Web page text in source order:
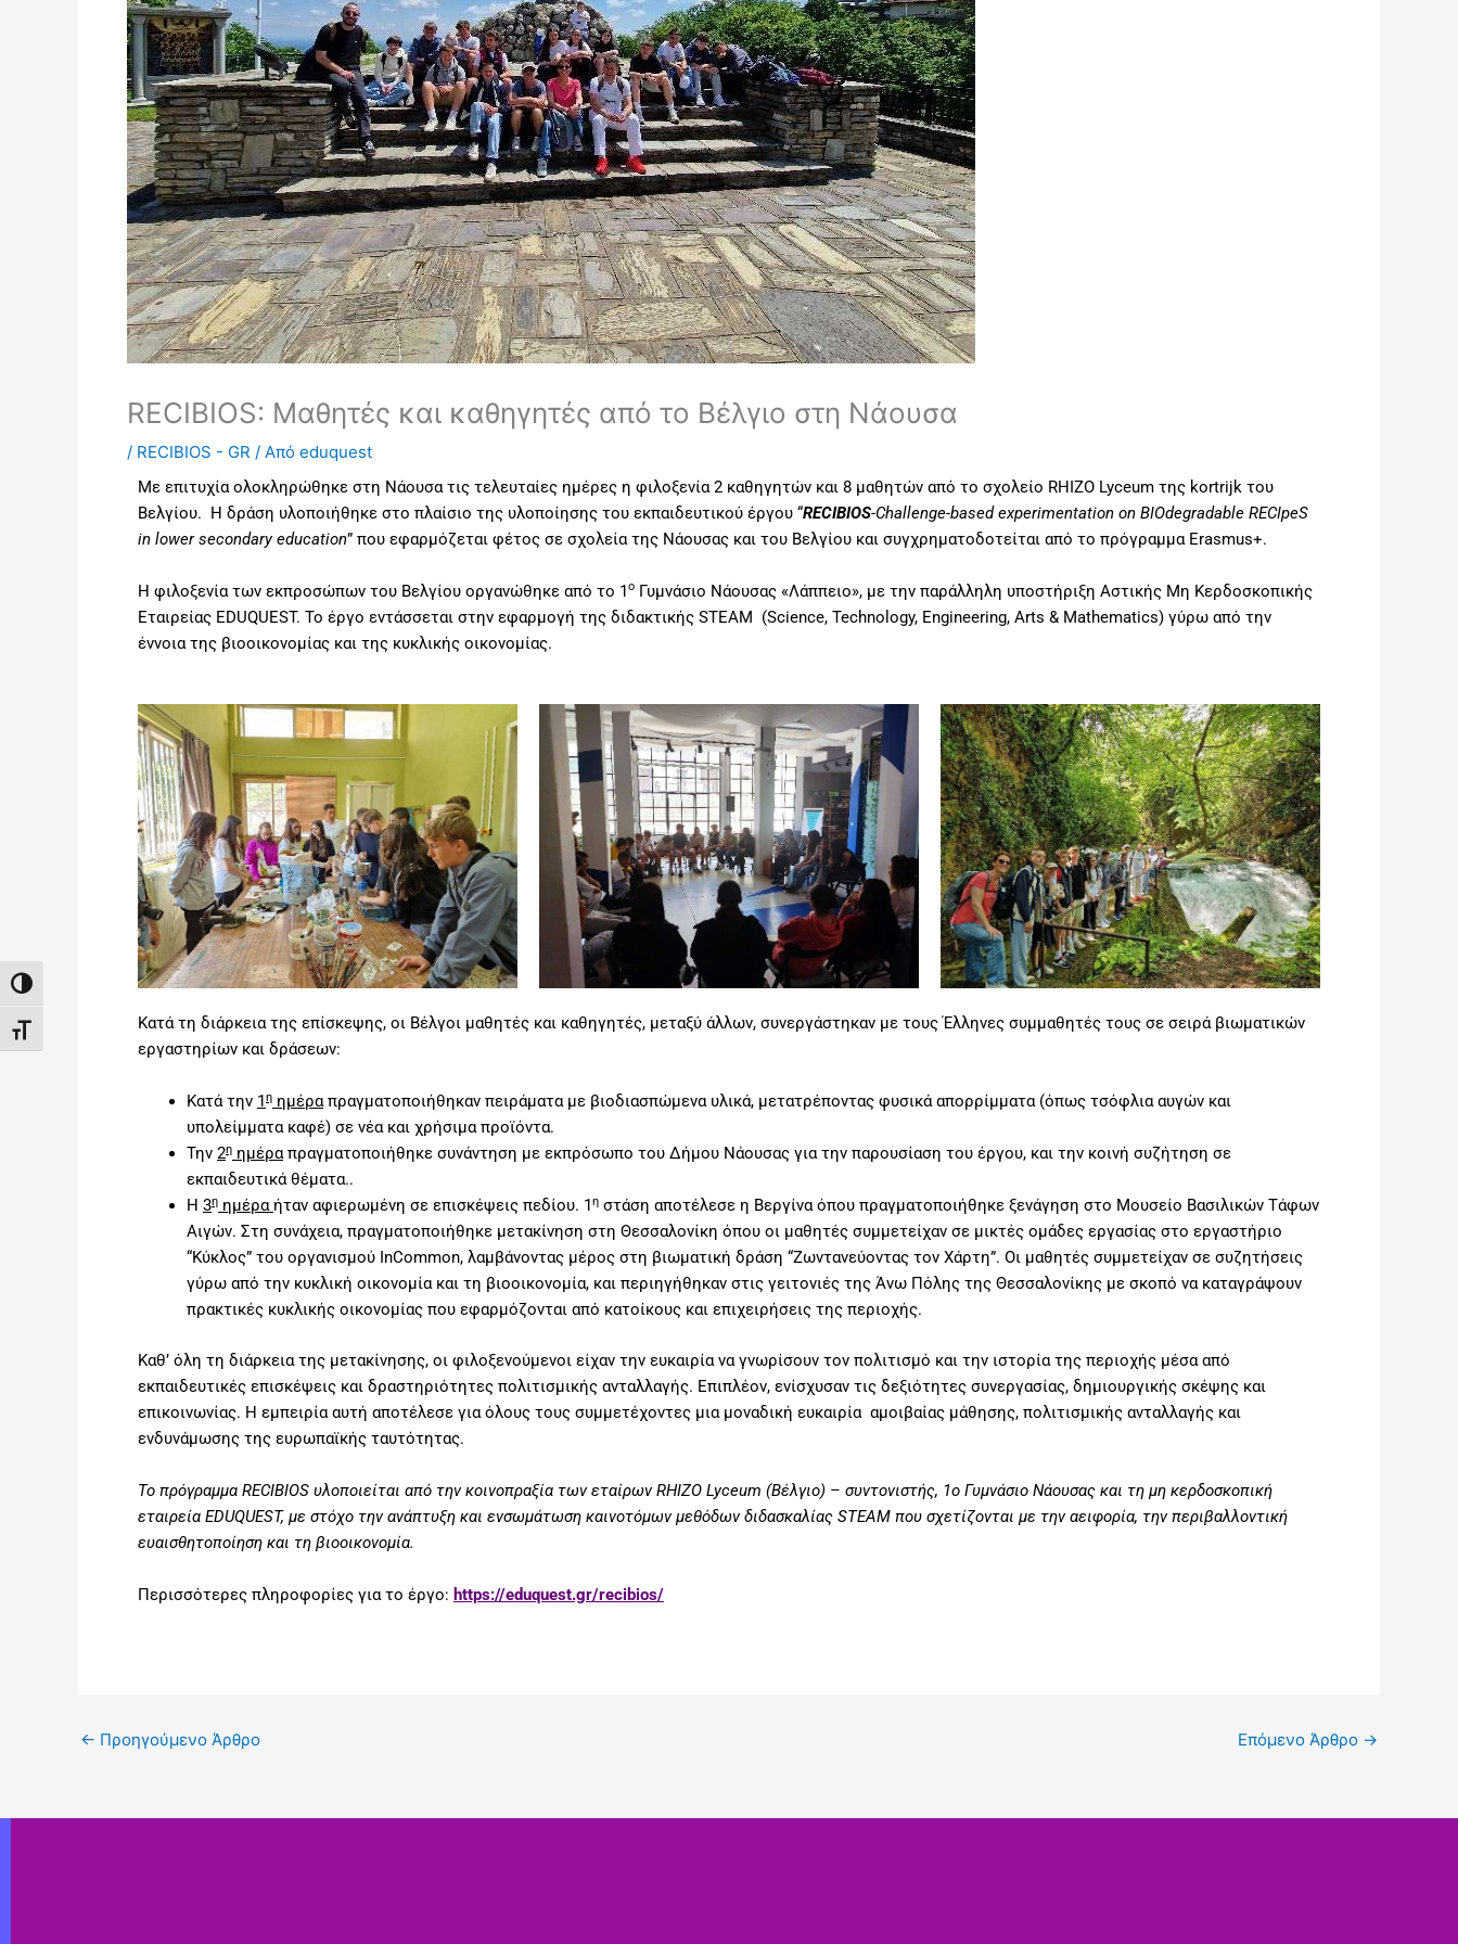
Εναλλαγή Υψηλής Αντίθεσης
Εναλλαγή Μεγέθους Γραμμάτων
RECIBIOS: Μαθητές και καθηγητές από το Βέλγιο στη Νάουσα
/ RECIBIOS - GR / Από eduquest
Με επιτυχία ολοκληρώθηκε στη Νάουσα τις τελευταίες ημέρες η φιλοξενία 2 καθηγητών και 8 μαθητών από το σχολείο RHIZO Lyceum της kortrijk του
Βελγίου. Η δράση υλοποιήθηκε στο πλαίσιο της υλοποίησης του εκπαιδευτικού έργου “RECIBIOS-Challenge-based experimentation on BIOdegradable RECIpeS
in lower secondary education” που εφαρμόζεται φέτος σε σχολεία της Νάουσας και του Βελγίου και συγχρηματοδοτείται από το πρόγραμμα Erasmus+.
Η φιλοξενία των εκπροσώπων του Βελγίου οργανώθηκε από το 1ο Γυμνάσιο Νάουσας «Λάππειο», με την παράλληλη υποστήριξη Αστικής Μη Κερδοσκοπικής
Εταιρείας EDUQUEST. Το έργο εντάσσεται στην εφαρμογή της διδακτικής STEAM (Science, Technology, Engineering, Arts & Mathematics) γύρω από την
έννοια της βιοοικονομίας και της κυκλικής οικονομίας.
Κατά τη διάρκεια της επίσκεψης, οι Βέλγοι μαθητές και καθηγητές, μεταξύ άλλων, συνεργάστηκαν με τους Έλληνες συμμαθητές τους σε σειρά βιωματικών
εργαστηρίων και δράσεων:
Κατά την 1 η ημέραπραγματοποιήθηκαν πειράματα με βιοδιασπώμενα υλικά, μετατρέποντας φυσικά απορρίμματα (όπως τσόφλια αυγών και
υπολείμματα καφέ) σε νέα και χρήσιμα προϊόντα.
Την 2η ημέραπραγματοποιήθηκε συνάντηση με εκπρόσωπο του Δήμου Νάουσας για την παρουσίαση του έργου, και την κοινή συζήτηση σε
εκπαιδευτικά θέματα..
Η 3η ημέρα ήταν αφιερωμένη σε επισκέψεις πεδίου. 1 η στάση αποτέλεσε η Βεργίνα όπου πραγματοποιήθηκε ξενάγηση στο Μουσείο Βασιλικών Τάφων
Αιγών. Στη συνάχεια, πραγματοποιήθηκε μετακίνηση στη Θεσσαλονίκη όπου οι μαθητές συμμετείχαν σε μικτές ομάδες εργασίας στο εργαστήριο
“Κύκλος” του οργανισμού InCommon, λαμβάνοντας μέρος στη βιωματική δράση “Ζωντανεύοντας τον Χάρτη”. Οι μαθητές συμμετείχαν σε συζητήσεις
γύρω από την κυκλική οικονομία και τη βιοοικονομία, και περιηγήθηκαν στις γειτονιές της Άνω Πόλης της Θεσσαλονίκης με σκοπό να καταγράψουν
πρακτικές κυκλικής οικονομίας που εφαρμόζονται από κατοίκους και επιχειρήσεις της περιοχής.
Καθ’ όλη τη διάρκεια της μετακίνησης, οι φιλοξενούμενοι είχαν την ευκαιρία να γνωρίσουν τον πολιτισμό και την ιστορία της περιοχής μέσα από
εκπαιδευτικές επισκέψεις και δραστηριότητες πολιτισμικής ανταλλαγής. Επιπλέον, ενίσχυσαν τις δεξιότητες συνεργασίας, δημιουργικής σκέψης και
επικοινωνίας. Η εμπειρία αυτή αποτέλεσε για όλους τους συμμετέχοντες μια μοναδική ευκαιρία αμοιβαίας μάθησης, πολιτισμικής ανταλλαγής και
ενδυνάμωσης της ευρωπαϊκής ταυτότητας.
Το πρόγραμμα RECIBIOS υλοποιείται από την κοινοπραξία των εταίρων RHIZO Lyceum (Βέλγιο) – συντονιστής, 1ο Γυμνάσιο Νάουσας και τη μη κερδοσκοπική
εταιρεία EDUQUEST, με στόχο την ανάπτυξη και ενσωμάτωση καινοτόμων μεθόδων διδασκαλίας STEAM που σχετίζονται με την αειφορία, την περιβαλλοντική
ευαισθητοποίηση και τη βιοοικονομία.
Περισσότερες πληροφορίες για το έργο: https://eduquest.gr/recibios/
← Προηγούμενο Άρθρο Επόμενο Άρθρο →